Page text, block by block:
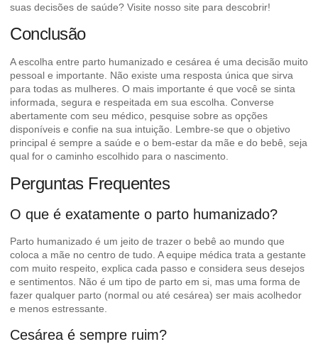
suas decisões de saúde? Visite nosso site para descobrir!
Conclusão
A escolha entre parto humanizado e cesárea é uma decisão muito
pessoal e importante. Não existe uma resposta única que sirva
para todas as mulheres. O mais importante é que você se sinta
informada, segura e respeitada em sua escolha. Converse
abertamente com seu médico, pesquise sobre as opções
disponíveis e confie na sua intuição. Lembre-se que o objetivo
principal é sempre a saúde e o bem-estar da mãe e do bebê, seja
qual for o caminho escolhido para o nascimento.
Perguntas Frequentes
O que é exatamente o parto humanizado?
Parto humanizado é um jeito de trazer o bebê ao mundo que
coloca a mãe no centro de tudo. A equipe médica trata a gestante
com muito respeito, explica cada passo e considera seus desejos
e sentimentos. Não é um tipo de parto em si, mas uma forma de
fazer qualquer parto (normal ou até cesárea) ser mais acolhedor
e menos estressante.
Cesárea é sempre ruim?